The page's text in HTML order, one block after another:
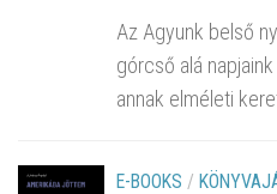
Az Agyunk belső
górcső alá
annak elméleti
E-BOOKS /